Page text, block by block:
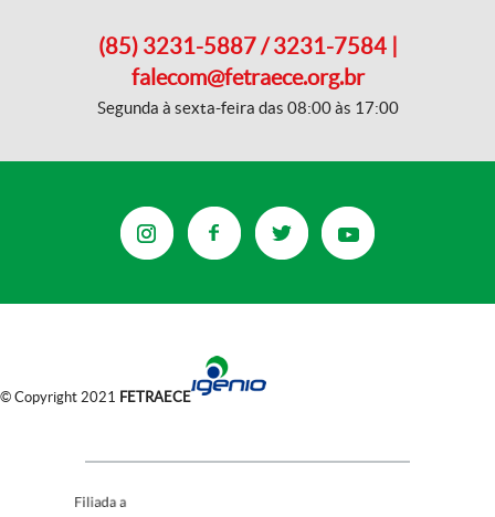
(85) 3231-5887 / 3231-7584 |
falecom@fetraece.org.br
Segunda à sexta-feira das 08:00 às 17:00
© Copyright 2021 FETRAECE